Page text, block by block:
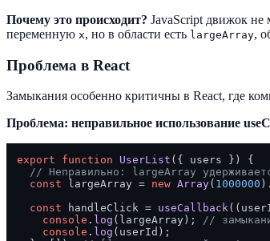
Почему это происходит? JavaScript движок не
переменную x, но в области есть largeArray,
Проблема в React
Замыкания особенно критичны в React, где
Проблема: неправильное использование
export function UserList ( { users } ) {
// Неправильно: largeArray
const largeArray = new Array( 1000000 ).
const handleClick = useCallback( (
console . log (largeArray); //
console . log (userId);